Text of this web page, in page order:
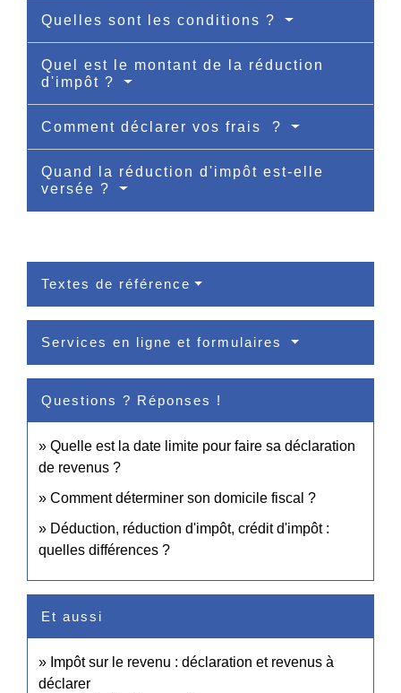
Quelles sont les conditions ?
Quel est le montant de la réduction
d'impôt ?
Comment déclarer vos frais ?
Quand la réduction d'impôt est-elle
versée ?
Textes de référence
Services en ligne et formulaires
Questions ? Réponses !
Quelle est la date limite pour faire sa déclaration
de revenus ?
Comment déterminer son domicile fiscal ?
Déduction, réduction d'impôt, crédit d'impôt :
quelles différences ?
Et aussi
Impôt sur le revenu : déclaration et revenus à
déclarer